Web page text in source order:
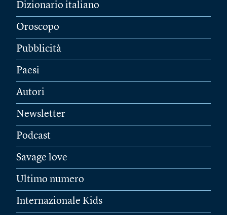
Dizionario italiano
Oroscopo
Pubblicità
Paesi
Autori
Newsletter
Podcast
Savage love
Ultimo numero
Internazionale Kids